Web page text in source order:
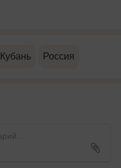
Кубань Россия